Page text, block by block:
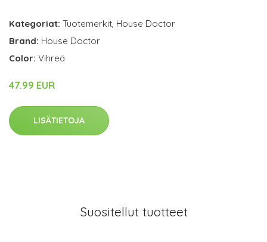
Kategoriat: Tuotemerkit, House Doctor
Brand: House Doctor
Color: Vihreä
47.99 EUR
LISÄTIETOJA
Suositellut tuotteet